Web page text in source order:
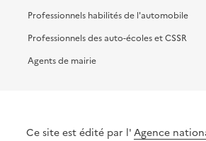
Professionnels habilités de l'automobile
Professionnels des auto-écoles et CSSR
Agents de mairie
Ce site est édité par l'Agence